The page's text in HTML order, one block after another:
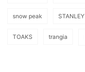
snow peak STANLEY
TOAKS trangia